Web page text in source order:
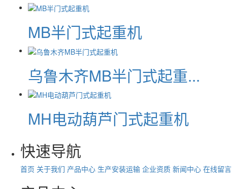
MB半门式起重机
乌鲁木齐MB半门式起重...
MH电动葫芦门式起重机
快速导航
首页 关于我们 产品中心 生产安装运输 企业资质 新闻中心 在线留言